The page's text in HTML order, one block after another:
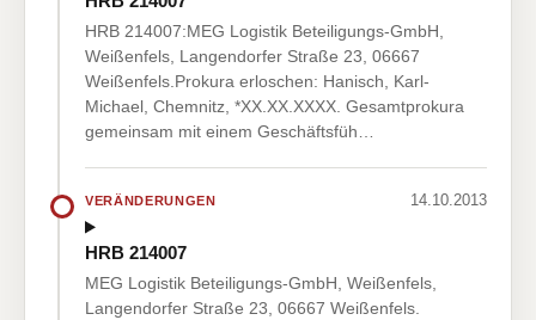
HRB 214007:MEG Logistik Beteiligungs-GmbH,
Weißenfels, Langendorfer Straße 23, 06667
Weißenfels.Prokura erloschen: Hanisch, Karl-
Michael, Chemnitz, *XX.XX.XXXX. Gesamtprokura
gemeinsam mit einem Geschäftsfüh…
VERÄNDERUNGEN 14.10.2013
HRB 214007
MEG Logistik Beteiligungs-GmbH, Weißenfels,
Langendorfer Straße 23, 06667 Weißenfels.